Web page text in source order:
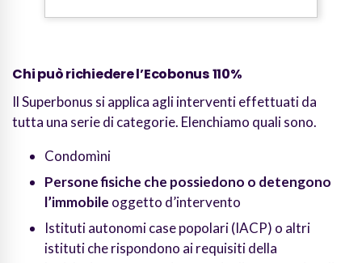
Chi può richiedere l’Ecobonus 110%
Il Superbonus si applica agli interventi effettuati da
tutta una serie di categorie. Elenchiamo quali sono.
Condomìni
Persone fisiche che possiedono o detengono
l’immobile oggetto d’intervento
Istituti autonomi case popolari (IACP) o altri
istituti che rispondono ai requisiti della